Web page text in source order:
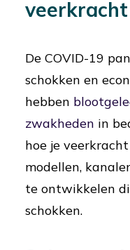
De COVID-19
schokken en
hebben
zwakheden in
hoe je
modellen,
te ontwikkelen
schokken.